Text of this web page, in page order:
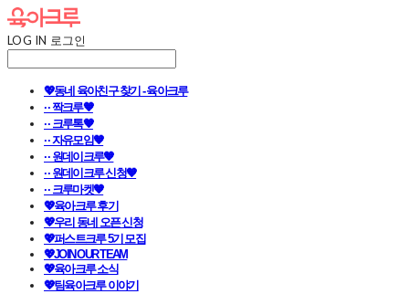
LOG IN 로그인
💖동네 육아친구 찾기 - 육아크루
· · 짝크루🧡
· · 크루톡🧡
· · 자유모임🧡
· · 원데이크루🧡
· · 원데이크루 신청🧡
· · 크루마켓🧡
💖육아크루 후기
💖우리 동네 오픈 신청
💖퍼스트크루 5기 모집
💖JOIN OUR TEAM
💖육아크루 소식
💖팀육아크루 이야기